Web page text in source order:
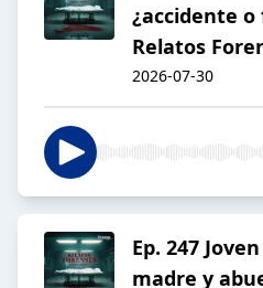
¿accidente
Relatos
2026-07-30
Ep. 247
madre y